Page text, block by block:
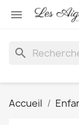

search
Accueil